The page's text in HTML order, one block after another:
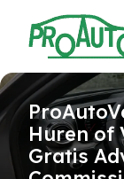
content
Huren of
Gratis